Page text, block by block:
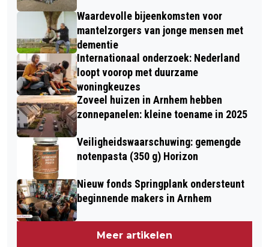
Waardevolle bijeenkomsten voor
mantelzorgers van jonge mensen met
dementie
Internationaal onderzoek: Nederland
loopt voorop met duurzame
woningkeuzes
Zoveel huizen in Arnhem hebben
zonnepanelen: kleine toename in 2025
Veiligheidswaarschuwing: gemengde
notenpasta (350 g) Horizon
Nieuw fonds Springplank ondersteunt
beginnende makers in Arnhem
Meer artikelen